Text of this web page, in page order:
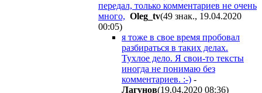
передал, только комментариев не очень
много, Oleg_tv(49 знак., 19.04.2020
00:05)
я тоже в свое время пробовал
разбираться в таких делах.
Тухлое дело. Я свои-то тексты
иногда не понимаю без
комментариев. :-) -
Лaгyнoв(19.04.2020 08:36)